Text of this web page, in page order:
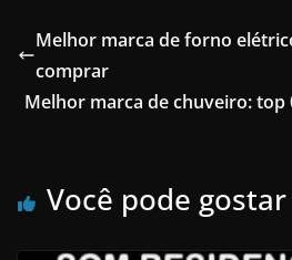
Melhor marca de forno
comprar
Melhor marca de chuveiro: top
Você pode